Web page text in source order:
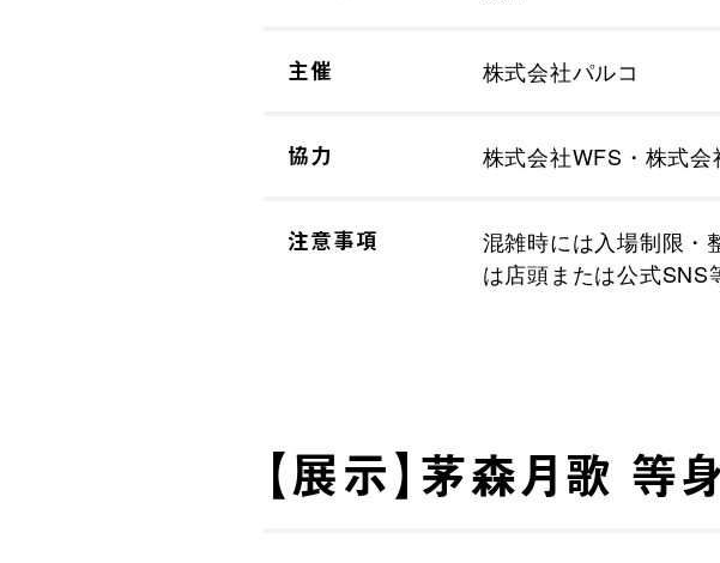
主催 株式会社パルコ
協力 株式会社WFS・株式
注意事項
混雑時には入場制限・
は店頭または公式SNS
【展示】茅森月歌 等